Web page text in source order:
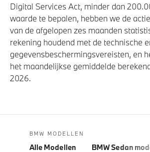
Digital Services Act, minder dan
waarde te bepalen, hebben we de
van de afgelopen zes maanden
rekening houdend met de technische
gegevensbeschermingsvereisten, en
het maandelijkse gemiddelde
2026.
BMW MODELLEN
Alle Modellen BMW Sedan